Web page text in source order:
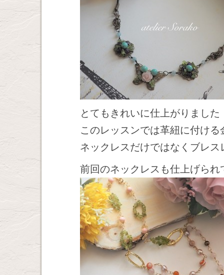
とてもきれいに仕上がりました
このレッスンでは革紐に付け
ネックレスだけではなくブレ
前回のネックレスも仕上げられ